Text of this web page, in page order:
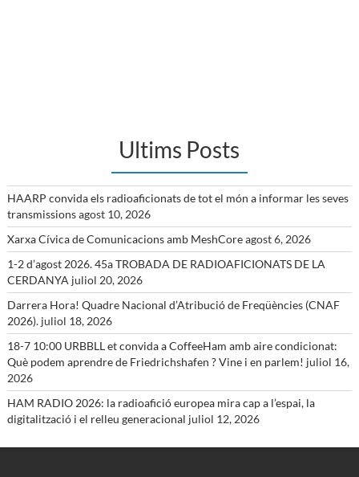
Ultims Posts
HAARP convida els radioaficionats de tot el món a informar les seves
transmissionsagost 10, 2026
Xarxa Cívica de Comunicacions amb MeshCoreagost 6, 2026
1-2 d’agost 2026. 45a TROBADA DE RADIOAFICIONATS DE LA
CERDANYA juliol 20, 2026
Darrera Hora! Quadre Nacional d’Atribució de Freqüències (CNAF
2026). juliol 18, 2026
18-7 10:00 URBBLL et convida a CoffeeHam amb aire condicionat:
Què podem aprendre de Friedrichshafen ? Vine i en parlem! juliol 16,
2026
HAM RADIO 2026: la radioafició europea mira cap a l’espai, la
digitalització i el relleu generacional juliol 12, 2026